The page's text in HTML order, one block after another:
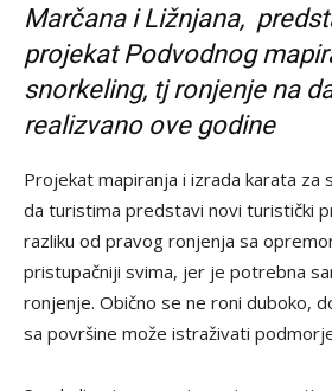
Marčana i Ližnjana,
projekat Podvodnog
snorkeling, tj ronjenje na
realizvano ove godine
Projekat mapiranja i izrada karata za
da turistima predstavi novi turistički
razliku od pravog ronjenja sa
pristupačniji svima, jer je potrebna
ronjenje. Obično se ne roni duboko,
sa površine može istraživati